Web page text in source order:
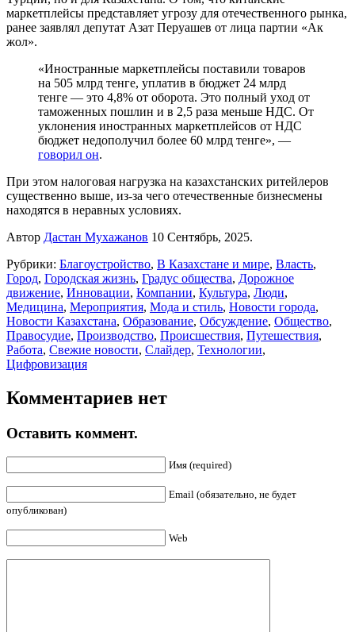
маркетплейсы представляет угрозу для отечественного рынка,
ранее заявлял депутат Азат Перуашев от лица партии «Ак
жол».
«Иностранные маркетплейсы поставили товаров
на 505 млрд тенге, уплатив в бюджет 24 млрд
тенге — это 4,8% от оборота. Это полный уход от
таможенных пошлин и в 2,5 раза меньше НДС. От
уклонения иностранных маркетплейсов от НДС
бюджет недополучил более 60 млрд тенге», —
говорил он.
При этом налоговая нагрузка на казахстанских ритейлеров
существенно выше, из-за чего отечественные бизнесмены
находятся в неравных условиях.
Автор Дастан Мухажанов 10 Сентябрь, 2025.
Рубрики: Благоустройство, В Казахстане и мире, Власть,
Город, Городская жизнь, Градус общества, Дорожное
движение, Инновации, Компании, Культура, Люди,
Медицина, Мероприятия, Мода и стиль, Новости города,
Новости Казахстана, Образование, Обсуждение, Общество,
Правосудие, Производство, Происшествия, Путешествия,
Работа, Свежие новости, Слайдер, Технологии,
Цифровизация
Комментариев нет
Оставить коммент.
Имя (required)
Email (обязательно, не будет
опубликован)
Web